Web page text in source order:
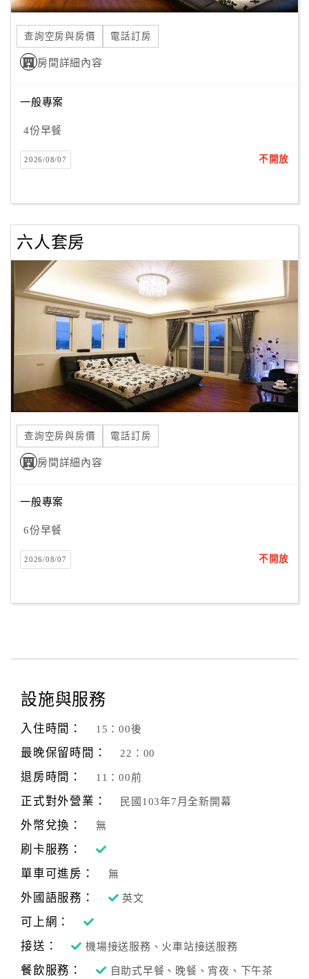
合
作
提
案
店
作
商
合
作
商
品
宣
傳
查詢空房與房價 電話訂房
房間詳細內容
一般專案
4份早餐
2026/08/07 不開放
六人套房
查詢空房與房價 電話訂房
房間詳細內容
一般專案
6份早餐
2026/08/07 不開放
設施與服務
入住時間： 15：00後
最晚保留時間： 22：00
退房時間： 11：00前
正式對外營業： 民國103年7月全新開幕
外幣兌換： 無
刷卡服務：
單車可進房：
無
外國語服務： 英文
可上網：
接送：
機場接送服務、火車站接送服務
餐飲服務： 自助式早餐、晚餐、宵夜、下午茶